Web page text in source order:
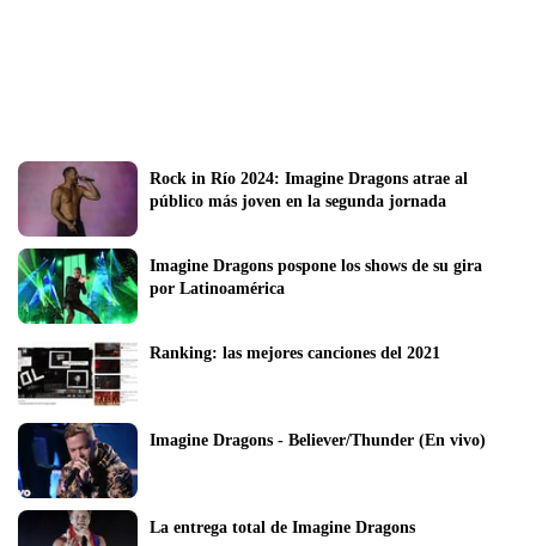
Rock in Río 2024: Imagine Dragons atrae al
público más joven en la segunda jornada
Imagine Dragons pospone los shows de su gira
por Latinoamérica
Ranking: las mejores canciones del 2021
Imagine Dragons - Believer/Thunder (En vivo)
La entrega total de Imagine Dragons